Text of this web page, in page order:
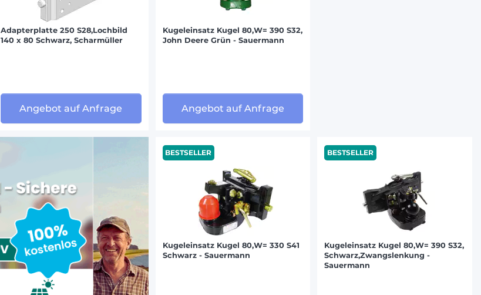
Adapterplatte 250 S28,Lochbild
140 x 80 Schwarz, Scharmüller
Angebot auf Anfrage
Kugeleinsatz Kugel 80,W= 390 S32,
John Deere Grün - Sauermann
Angebot auf Anfrage
BESTSELLER
Kugeleinsatz Kugel 80,W= 330 S41
Schwarz - Sauermann
BESTSELLER
Kugeleinsatz Kugel 80,W= 390 S32,
Schwarz,Zwangslenkung -
Sauermann